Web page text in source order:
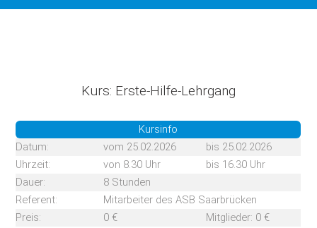
Kurs: Erste-Hilfe-Lehrgang
Kursinfo
Datum:
vom 25.02.2026
bis 25.02.2026
Uhrzeit:
von 8.30 Uhr
bis 16.30 Uhr
Dauer:
8 Stunden
Referent:
Mitarbeiter des ASB Saarbrücken
Preis:
0 €
Mitglieder: 0 €